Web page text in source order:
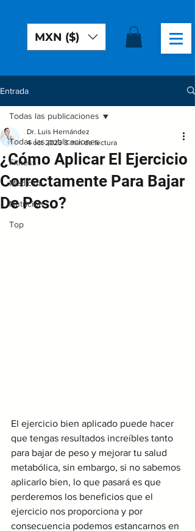
MXN ($)
Entrada
Todas las publicaciones
Fitness
Medicina
Nutrición
Top
Todas las publicaciones
¿Cómo Aplicar El Ejercicio
Correctamente Para Bajar
De Peso?
Dr. Luis Hernández
4 oct 2023 3 min de lectura
El ejercicio bien aplicado puede hacer
que tengas resultados increíbles tanto
para bajar de peso y mejorar tu salud
metabólica, sin embargo, si no sabemos
aplicarlo bien, lo que pasará es que
perderemos los beneficios que el
ejercicio nos proporciona y por
consecuencia podemos estancarnos en